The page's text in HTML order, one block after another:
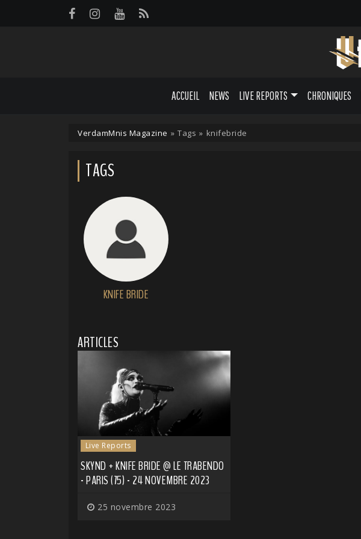
ACCUEIL NEWS LIVE REPORTS CHRONIQUES
VerdamMnis Magazine » Tags » knifebride
TAGS
KNIFE BRIDE
ARTICLES
Live Reports
SKYND + KNIFE BRIDE @ LE TRABENDO
- PARIS (75) - 24 NOVEMBRE 2023
25 novembre 2023
Panneau de gestion des cookies